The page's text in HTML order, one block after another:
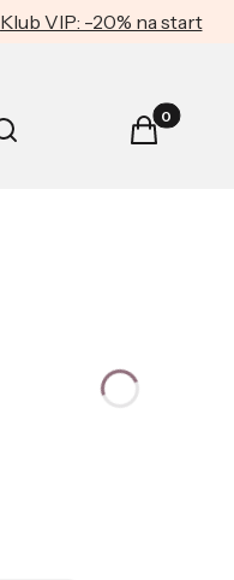
Klub VIP: -20% na start
Otwórz wyszukiwarkę
Szukaj Produkty w
Koszyk